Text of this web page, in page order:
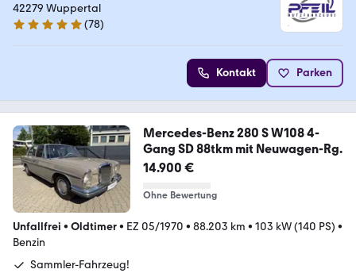
42279 Wuppertal
5 Sterne
(78)
Kontakt Parken
Mercedes-Benz 280 S W108 4-
Gang SD 88tkm mit Neuwagen-Rg.
14.900 €
Ohne Bewertung
Unfallfrei • Oldtimer• EZ 05/1970 • 88.203 km • 103 kW (140 PS) •
Benzin
Sammler-Fahrzeug!